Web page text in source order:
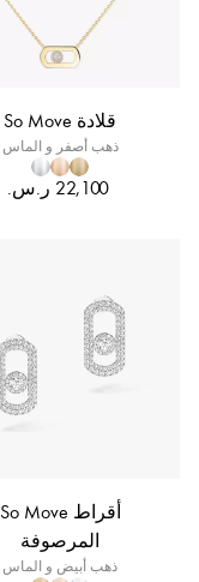
قلادة So Move
ذهب أصفر و الماس
‏22,100 ر.س.‏
أقراط So Move
المرصوفة
ذهب أبيض و الماس